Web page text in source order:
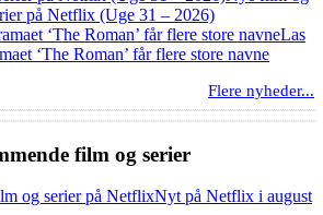
på Netflix (Uge 31 – 2026)
Las
‘The Roman’ får flere store navne
Flere nyheder...
film og serier
Nyt på Netflix i august